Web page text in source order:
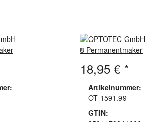
8 Permanentmaker
18,95 € *
Artikelnummer:
OT 1591.99
GTIN: